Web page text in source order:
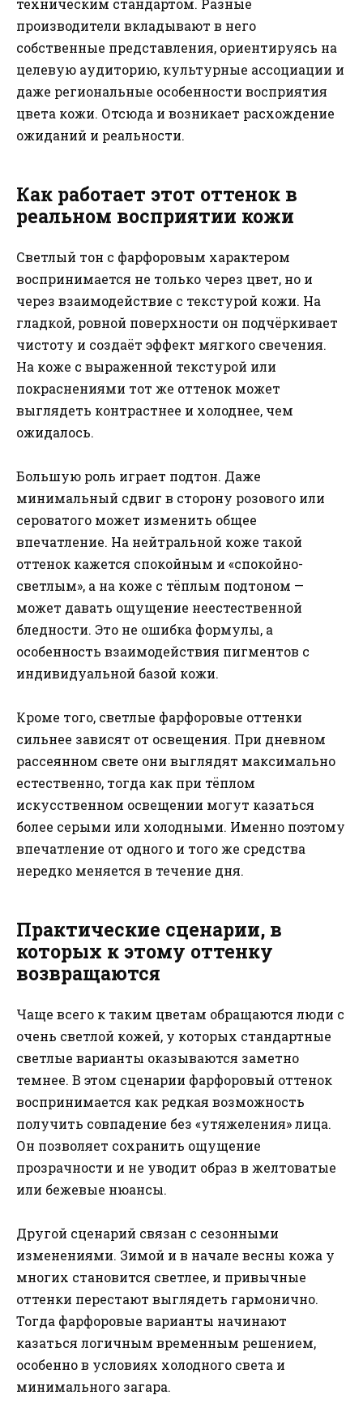
производители вкладывают в него
собственные представления, ориентируясь на
целевую аудиторию, культурные ассоциации и
даже региональные особенности восприятия
цвета кожи. Отсюда и возникает расхождение
ожиданий и реальности.
Как работает этот оттенок в
реальном восприятии кожи
Светлый тон с фарфоровым характером
воспринимается не только через цвет, но и
через взаимодействие с текстурой кожи. На
гладкой, ровной поверхности он подчёркивает
чистоту и создаёт эффект мягкого свечения.
На коже с выраженной текстурой или
покраснениями тот же оттенок может
выглядеть контрастнее и холоднее, чем
ожидалось.
Большую роль играет подтон. Даже
минимальный сдвиг в сторону розового или
сероватого может изменить общее
впечатление. На нейтральной коже такой
оттенок кажется спокойным и «спокойно-
светлым», а на коже с тёплым подтоном —
может давать ощущение неестественной
бледности. Это не ошибка формулы, а
особенность взаимодействия пигментов с
индивидуальной базой кожи.
Кроме того, светлые фарфоровые оттенки
сильнее зависят от освещения. При дневном
рассеянном свете они выглядят максимально
естественно, тогда как при тёплом
искусственном освещении могут казаться
более серыми или холодными. Именно поэтому
впечатление от одного и того же средства
нередко меняется в течение дня.
Практические сценарии, в
которых к этому оттенку
возвращаются
Чаще всего к таким цветам обращаются люди с
очень светлой кожей, у которых стандартные
светлые варианты оказываются заметно
темнее. В этом сценарии фарфоровый оттенок
воспринимается как редкая возможность
получить совпадение без «утяжеления» лица.
Он позволяет сохранить ощущение
прозрачности и не уводит образ в желтоватые
или бежевые нюансы.
Другой сценарий связан с сезонными
изменениями. Зимой и в начале весны кожа у
многих становится светлее, и привычные
оттенки перестают выглядеть гармонично.
Тогда фарфоровые варианты начинают
казаться логичным временным решением,
особенно в условиях холодного света и
минимального загара.